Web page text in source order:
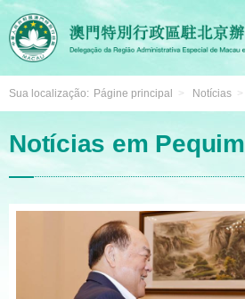
Sua localização: Págine principal > Notícias >
Notícias em Pequim